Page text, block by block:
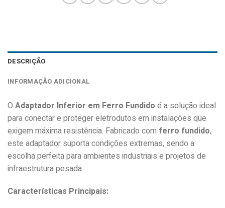
DESCRIÇÃO
INFORMAÇÃO ADICIONAL
O Adaptador Inferior em Ferro Fundido é a solução ideal
para conectar e proteger eletrodutos em instalações que
exigem máxima resistência. Fabricado com ferro fundido,
este adaptador suporta condições extremas, sendo a
escolha perfeita para ambientes industriais e projetos de
infraestrutura pesada.
Características Principais: